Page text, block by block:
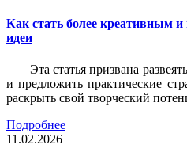
Как стать более креативным
идеи
Эта статья призвана
и предложить практические
раскрыть свой творческий
Подробнее
11.02.2026